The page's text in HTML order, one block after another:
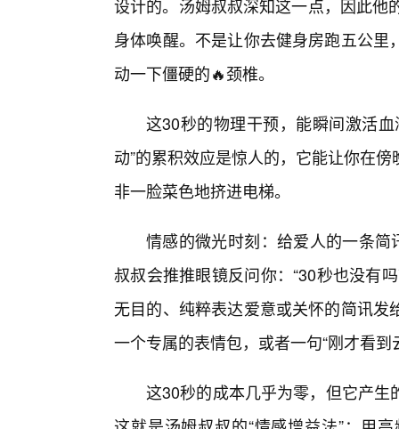
设计的。汤姆叔叔深知这一点，因此
身体唤醒。不是让你去健身房跑五公
动一下僵硬的🔥颈椎。
这30秒的物理干预，能瞬间激活
动”的累积效应是惊人的，它能让你在
非一脸菜色地挤进电梯。
情感的微光时刻：给爱人的一条简
叔叔会推推眼镜反问你：“30秒也没有
无目的、纯粹表达爱意或关怀的简讯
一个专属的表情包，或者一句“刚才看到
这30秒的成本几乎为零，但它产